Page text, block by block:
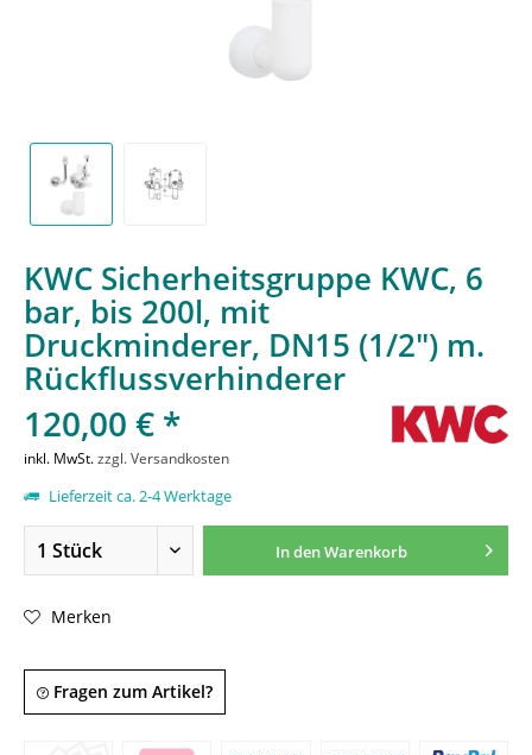
KWC Sicherheitsgruppe KWC, 6
bar, bis 200l, mit
Druckminderer, DN15 (1/2") m.
Rückflussverhinderer
120,00 € *
inkl. MwSt.zzgl. Versandkosten
Lieferzeit ca. 2-4 Werktage
In denWarenkorb
Merken
Fragen zum Artikel?